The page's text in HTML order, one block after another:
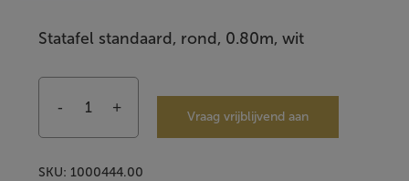
Statafel standaard, rond, 0.80m, wit
Vraag vrijblijvend aan
SKU: 1000444.00